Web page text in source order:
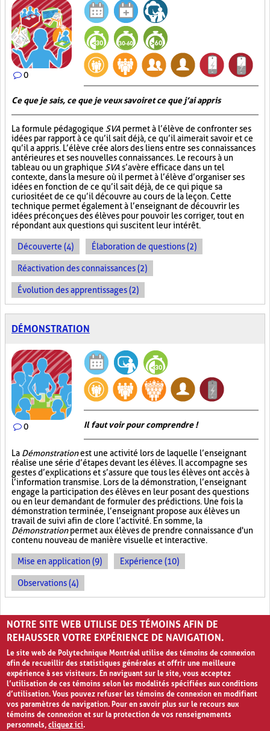
0
Ce que je sais, ce que je veux savoir et ce que j’ai appris
La formule pédagogique SVA permet à l’élève de confronter ses
idées par rapport à ce qu’il sait déjà, ce qu’il aimerait savoir et ce
qu’il a appris. L’élève crée alors des liens entre ses connaissances
antérieures et ses nouvelles connaissances. Le recours à un
tableau ou un graphique SVA s’avère efficace dans un tel
contexte, dans la mesure où il permet à l’élève d’organiser ses
idées en fonction de ce qu’il sait déjà, de ce qui pique sa
curiosité et de ce qu’il découvre au cours de la leçon. Cette
technique permet également à l’enseignant de découvrir les
idées préconçues des élèves pour pouvoir les corriger, tout en
répondant aux questions qui suscitent leur intérêt.
Découverte (4) Élaboration de questions (2)
Réactivation des connaissances (2)
Évolution des apprentissages (2)
DÉMONSTRATION
0 Il faut voir pour comprendre !
La Démonstrationest une activité lors de laquelle l’enseignant
réalise une série d’étapes devant les élèves. Il accompagne ses
gestes d’explications et s’assure que tous les élèves ont accès à
l’information transmise. Lors de la démonstration, l’enseignant
engage la participation des élèves en leur posant des questions
ou en leur demandant de formuler des prédictions. Une fois la
démonstration terminée, l’enseignant propose aux élèves un
travail de suivi afin de clore l’activité. En somme, la
Démonstrationpermet aux élèves de prendre connaissance d'un
contenu nouveau de manière visuelle et interactive.
Mise en application (9) Expérience (10)
Observations (4)
PAGES
« ‹ 1 2 3 4 › »
NOTRE SITE WEB UTILISE DES TÉMOINS AFIN DE
REHAUSSER VOTRE EXPÉRIENCE DE NAVIGATION.
Le site web de Polytechnique Montréal utilise des témoins de connexion
afin de recueillir des statistiques générales et offrir une meilleure
expérience à ses visiteurs. En naviguant sur le site, vous acceptez
l’utilisation de ces témoins selon les modalités spécifiées aux conditions
d’utilisation. Vous pouvez refuser les témoins de connexion en modifiant
vos paramètres de navigation. Pour en savoir plus sur le recours aux
témoins de connexion et sur la protection de vos renseignements
personnels,cliquez ici.